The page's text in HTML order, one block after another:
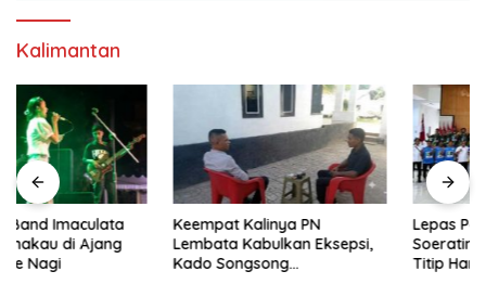
Kalimantan
Keempat Kalinya PN
Lembata Kabulkan Eksepsi,
Kado Songsong
Lepas Persebata U-17 ke
Soeratin Cup, Wakil Bupati
Titip Harapan dan Harga Diri